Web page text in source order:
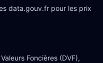
data.gouv.fr pour les prix
Foncières (DVF),